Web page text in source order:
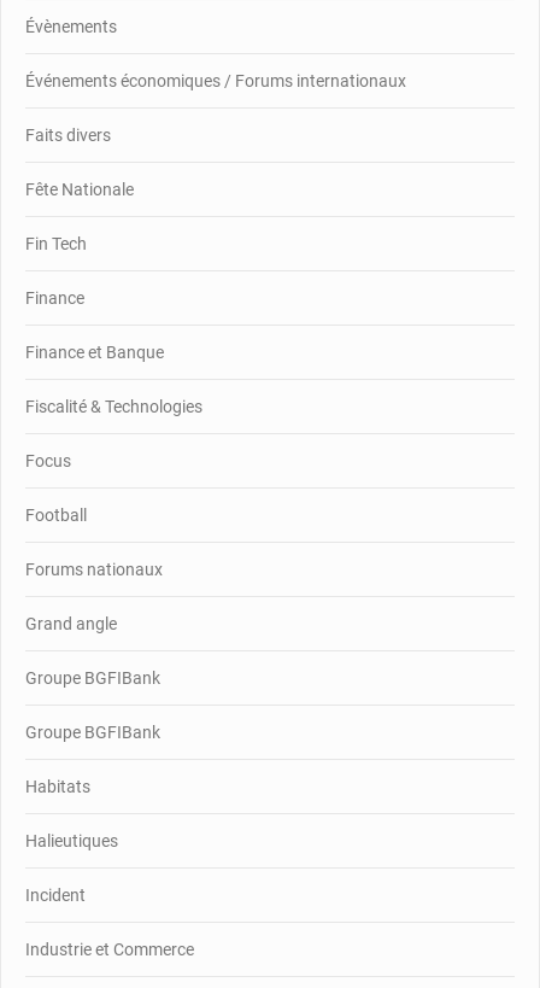
Évènements
Événements économiques / Forums internationaux
Faits divers
Fête Nationale
Fin Tech
Finance
Finance et Banque
Fiscalité & Technologies
Focus
Football
Forums nationaux
Grand angle
Groupe BGFIBank
Groupe BGFIBank
Habitats
Halieutiques
Incident
Industrie et Commerce